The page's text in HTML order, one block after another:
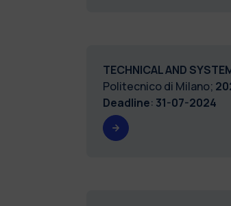
TECHNICAL AND
Politecnico di Milano;
Deadline: 31-07-2024